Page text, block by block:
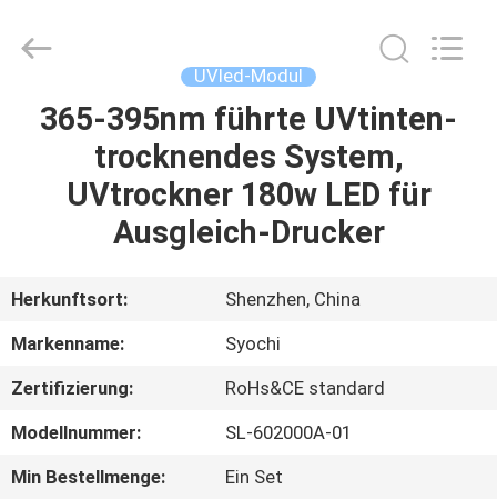
HAUS
PRODUKTE
UNS
AUSFLUG
QUALITÄTSKONTROLLE
Electronics
Reserved.
UVled-Modul
365-395nm führte UVtinten-
trocknendes System,
UVtrockner 180w LED für
Ausgleich-Drucker
Herkunftsort:
Shenzhen, China
Markenname:
Syochi
Zertifizierung:
RoHs&CE standard
Modellnummer:
SL-602000A-01
Min Bestellmenge:
Ein Set